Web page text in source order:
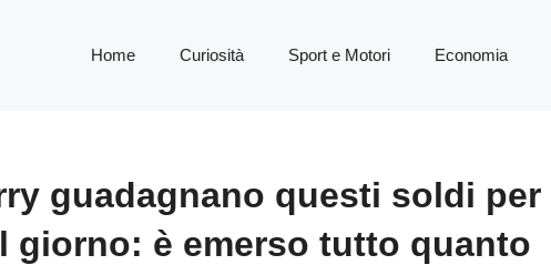
Home Curiosità Sport e Motori Economia
guadagnano questi soldi per
giorno: è emerso tutto quanto